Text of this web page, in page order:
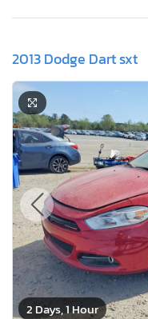
2013 Dodge Dart sxt
2 Days, 1 Hour